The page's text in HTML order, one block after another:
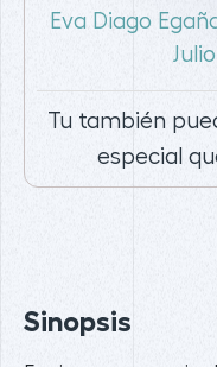
Eva Diago
Tu también
especial
Sinopsis